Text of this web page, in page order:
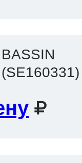
BASSIN
(SE160331)